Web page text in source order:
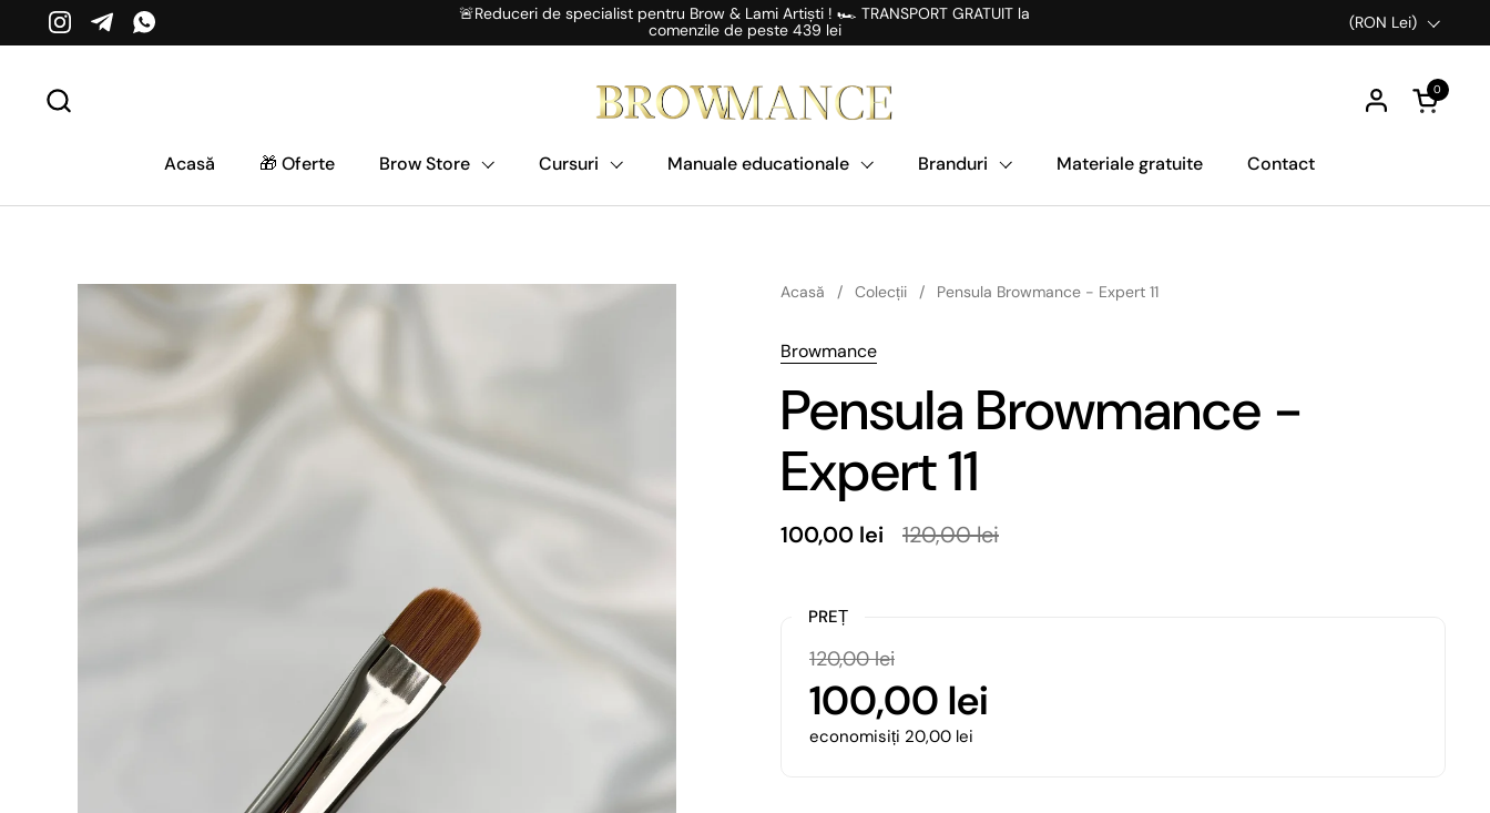
Salt la conținut
Instagram
TelegramWhatsApp
🚨Reduceri de specialist pentru Brow & Lami Artiști ! 🏎️ TRANSPORT GRATUIT la
comenzile de peste 439 lei
Țară/Regiune
(RON Lei)
0
Acasă 🎁 Oferte Brow Store Cursuri Manuale educationale Branduri Materiale gratuite Contact
Acasă / Colecții / Pensula Browmance - Expert 11
Browmance
Pensula Browmance -
Expert 11
100,00 lei 120,00 lei
PREȚ
100,00 lei
120,00 lei
economisiți 20,00 lei